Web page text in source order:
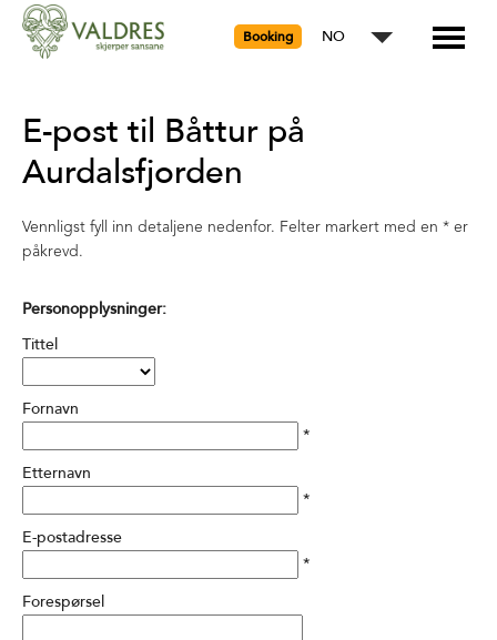
Booking NO
E-post til Båttur på
Aurdalsfjorden
Vennligst fyll inn detaljene nedenfor. Felter markert med en * er
påkrevd.
Personopplysninger:
Tittel
Fornavn
*
Etternavn
*
E-postadresse
*
Forespørsel